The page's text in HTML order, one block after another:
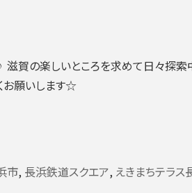
賀の楽しいところを求めて日々探索
お願いします☆
市, 長浜鉄道スクエア, えきまちテラス